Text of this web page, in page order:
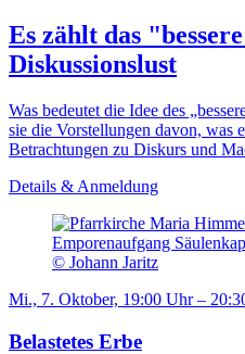
Es zählt das
Diskussionslust
Was bedeutet die Idee des
sie die Vorstellungen davon, was
Betrachtungen zu Diskurs und
Details & Anmeldung
© Johann Jaritz
Mi., 7. Oktober, 19:00 Uhr –
Belastetes Erbe